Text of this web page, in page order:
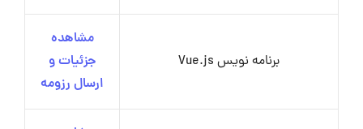
برنامه نویس Vue.js
مشاهده
جزئیات و
ارسال رزومه